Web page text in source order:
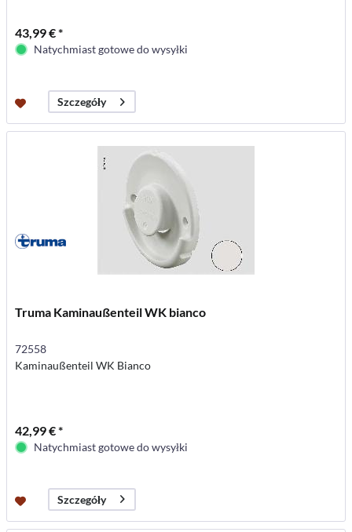
43,99 € *
Natychmiast gotowe do wysyłki
Szczegóły
Truma Kaminaußenteil WK bianco
72558
Kaminaußenteil WK Bianco
42,99 € *
Natychmiast gotowe do wysyłki
Szczegóły